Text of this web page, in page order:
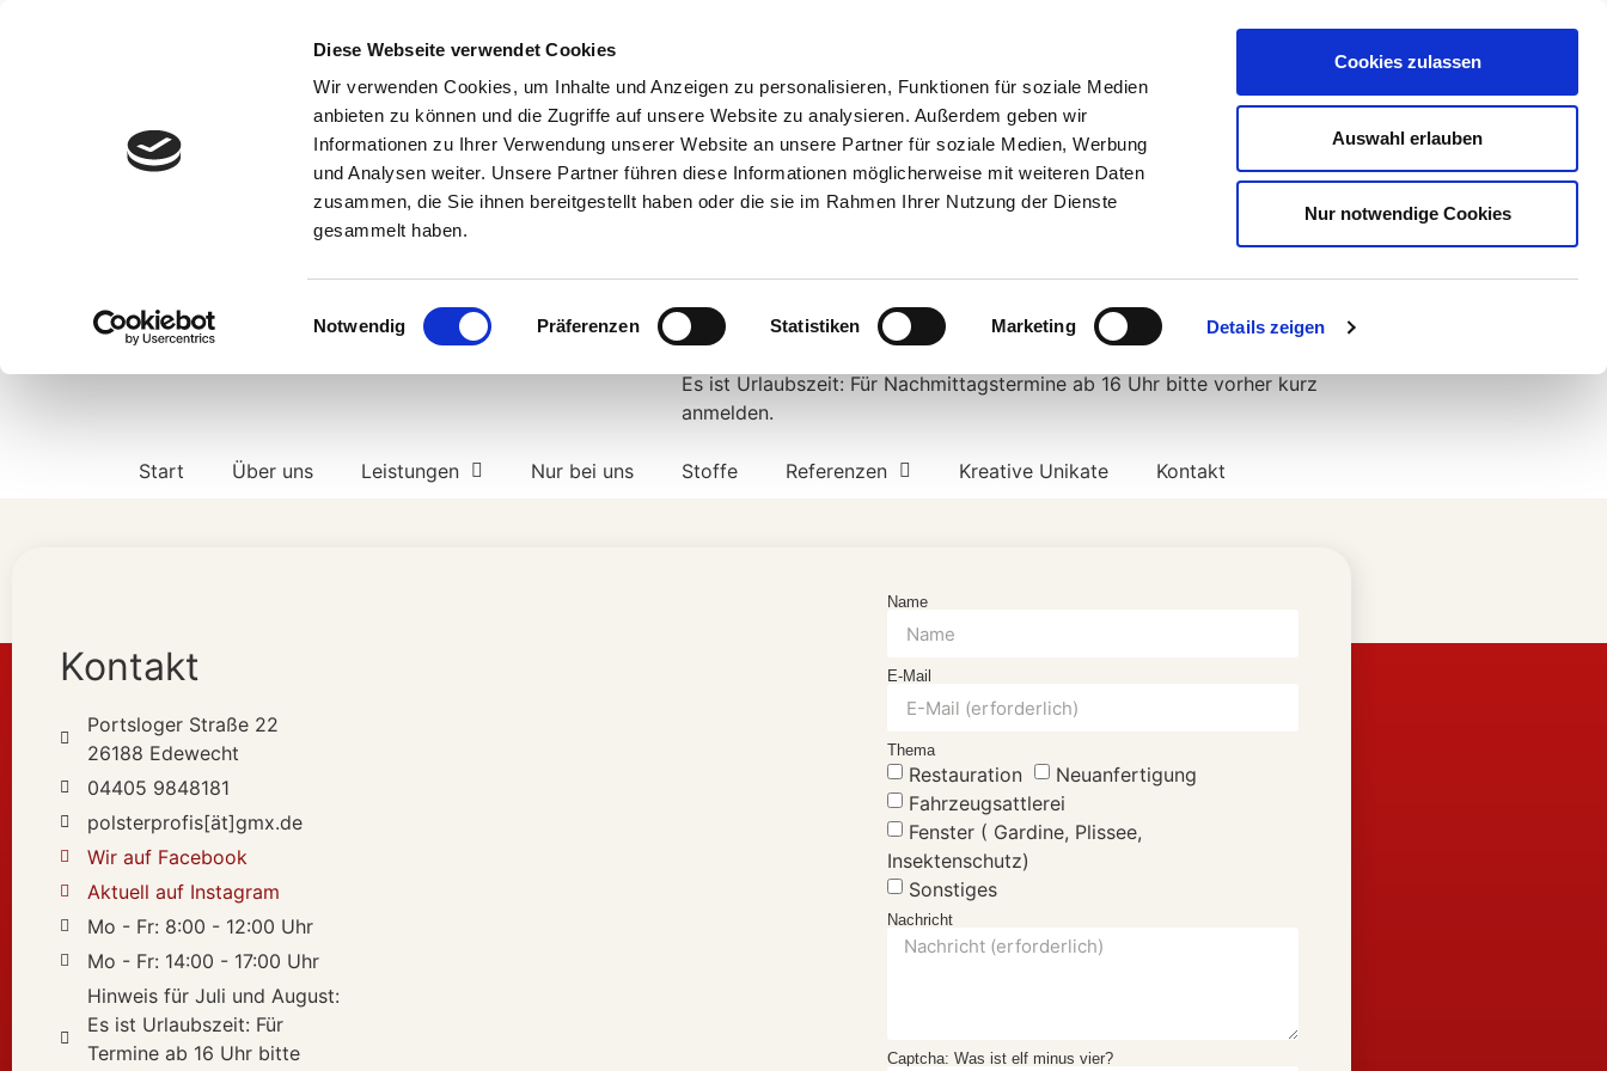
Diese Webseite verwendet Cookies
Wir verwenden Cookies, um Inhalte und Anzeigen zu personalisieren, Funktionen für soziale Medien
anbieten zu können und die Zugriffe auf unsere Website zu analysieren. Außerdem geben wir
Informationen zu Ihrer Verwendung unserer Website an unsere Partner für soziale Medien, Werbung
und Analysen weiter. Unsere Partner führen diese Informationen möglicherweise mit weiteren Daten
zusammen, die Sie ihnen bereitgestellt haben oder die sie im Rahmen Ihrer Nutzung der Dienste
gesammelt haben.
Einwilligungsauswahl
Notwendig Präferenzen Statistiken Marketing Details zeigen
Cookies zulassen
Auswahl erlauben
Nur notwendige Cookies
Portsloger
Straße 22
26188 Edewecht
04405
9848181
Wir freuen uns auf
8:00 bis
14:00 bis
Montag bis Freitag
Hinweis für Juli und August:
Es ist Urlaubszeit: Für Nachmittagstermine ab 16 Uhr bitte vorher kurz
anmelden.
Start Über uns Leistungen Nur bei uns Stoffe Referenzen Kreative Unikate Kontakt
Kontakt
Portsloger Straße 22
26188 Edewecht
04405 9848181
polsterprofis[ät]gmx.de
Wir auf Facebook
Aktuell auf Instagram
Mo - Fr: 8:00 - 12:00 Uhr
Mo - Fr: 14:00 - 17:00 Uhr
Hinweis für Juli und August:
Es ist Urlaubszeit: Für
Termine ab 16 Uhr bitte
Name
E-Mail
Thema
Restauration
Neuanfertigung
Fahrzeugsattlerei
Fenster ( Gardine, Plissee,
Insektenschutz)
Sonstiges
Nachricht
Captcha: Was ist elf minus vier?